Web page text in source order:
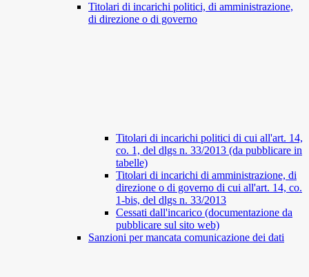
Titolari di incarichi politici, di amministrazione,
di direzione o di governo
Titolari di incarichi politici di cui all'art. 14,
co. 1, del dlgs n. 33/2013 (da pubblicare in
tabelle)
Titolari di incarichi di amministrazione, di
direzione o di governo di cui all'art. 14, co.
1-bis, del dlgs n. 33/2013
Cessati dall'incarico (documentazione da
pubblicare sul sito web)
Sanzioni per mancata comunicazione dei dati